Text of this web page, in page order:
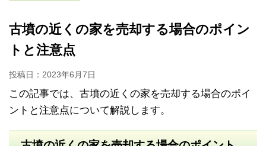
古墳の近くの家を売却する場合のポイン
トと注意点
投稿日： 2023年6月7日
この記事では、古墳の近くの家を売却する場合のポイ
ントと注意点について解説します。